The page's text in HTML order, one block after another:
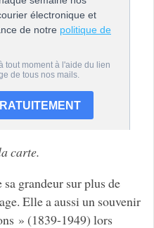
carte.
grandeur sur plus de
Elle a aussi un souvenir
» (1839-1949) lors